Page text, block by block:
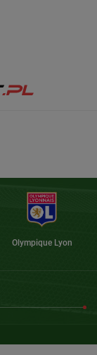
Olympique Lyon